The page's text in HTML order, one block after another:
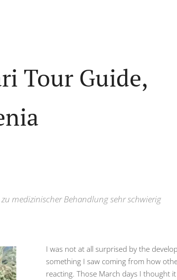
Tour Guide,
medizinischer Behandlung sehr schwierig
I was not at all surprised by the
something I saw coming from how
reacting. Those March days I thought